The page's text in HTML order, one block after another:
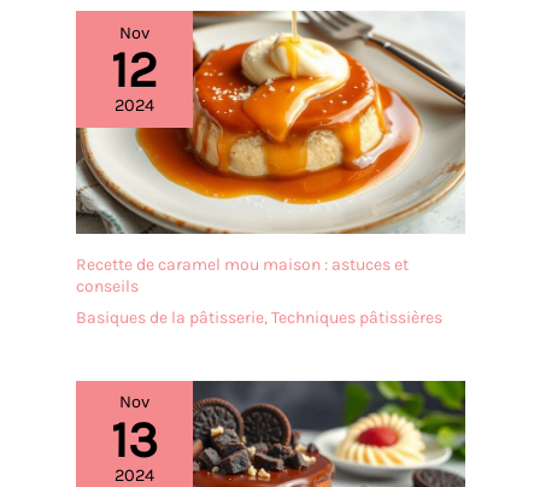
soigneusement protégé
par un emballage en
mousse robuste pour
garantir une réception
sans aucune fissure.
(Note : Socle et dôme
inclus, objets décoratifs
non inclus).
Nov
12
2024
Recette de caramel mou maison : astuces et
conseils
Basiques de la pâtisserie,Techniques pâtissières
Nov
13
2024